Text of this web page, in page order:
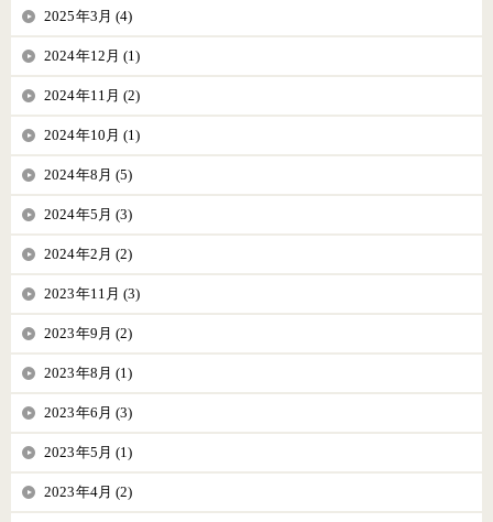
2025年3月 (4)
2024年12月 (1)
2024年11月 (2)
2024年10月 (1)
2024年8月 (5)
2024年5月 (3)
2024年2月 (2)
2023年11月 (3)
2023年9月 (2)
2023年8月 (1)
2023年6月 (3)
2023年5月 (1)
2023年4月 (2)